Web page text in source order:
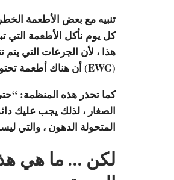
تنبيه مع بعض الأطعمة
كل يوم نأكل الأطعمة التي
هذا ، لأن الجرعات التي يتم
(EWG) أن هناك أطعمة تحتوي على ما يصل إلى 20 نوعًا مختلفًا من مبيدات الآفات .
كما تحذر هذه المنظمة:
الصغار ، لذلك يجب عليك
المتحولة الدهون ، والتي
لكن … ما هي